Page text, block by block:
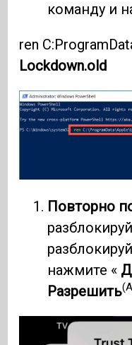
команду и
ren
Lockdown.old
Повторно
нажмите «
Разрешить